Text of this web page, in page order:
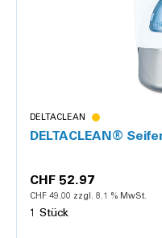
DELTACLEAN
DELTACLEAN®
CHF 52.97
CHF 49.00 zzgl. 8.1 % MwSt.
1 Stück